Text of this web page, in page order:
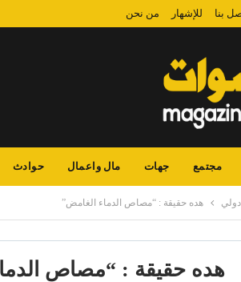
بنا للإشهار من نحن
مجتمع جهات مال واعمال حوادث
دولي هده حقيقة : “مصاص الدماء الغامض”
هده حقيقة : “مصاص